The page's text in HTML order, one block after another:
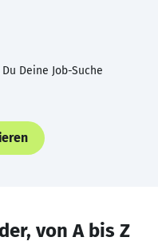
Deine Job-Suche
von A bis Z